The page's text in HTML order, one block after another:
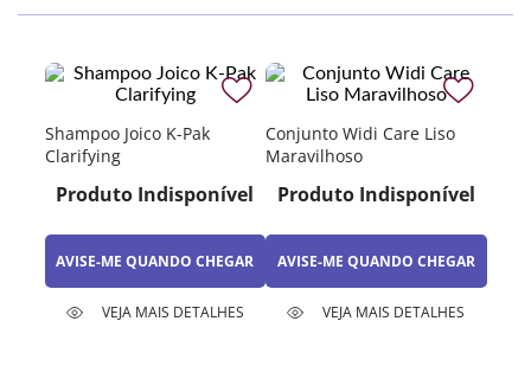
Shampoo Joico K-Pak
Clarifying
Produto Indisponível
AVISE-ME QUANDO CHEGAR
VEJA MAIS DETALHES
Conjunto Widi Care Liso
Maravilhoso
Produto Indisponível
AVISE-ME QUANDO CHEGAR
VEJA MAIS DETALHES